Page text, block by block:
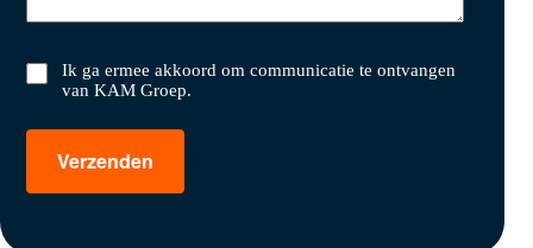
Ik ga ermee akkoord om communicatie te ontvangen
van KAM Groep.